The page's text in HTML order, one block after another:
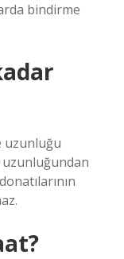
bindirme
uzunluğu
uzunluğundan